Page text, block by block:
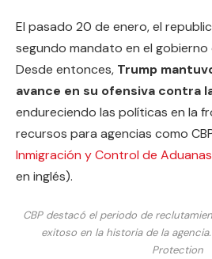
El pasado 20 de enero, el
segundo mandato en el gobierno
Desde entonces, Trump
avance en su ofensiva contra
endureciendo las políticas en la
recursos para agencias como
Inmigración y Control de Aduanas
en inglés).
CBP destacó el periodo de
exitoso en la historia de la agencia.
Protection